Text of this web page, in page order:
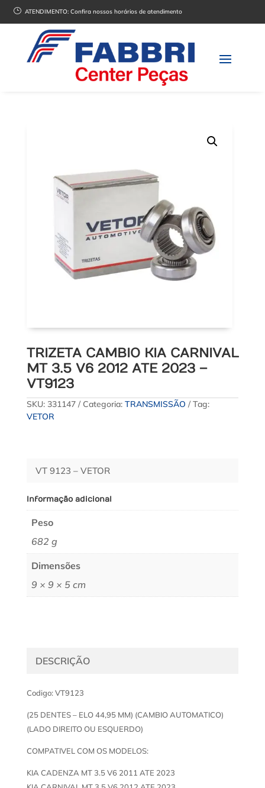
} ATENDIMENTO:Confira nossos horários de atendimento
TRIZETA CAMBIO KIA CARNIVAL
MT 3.5 V6 2012 ATE 2023 –
VT9123
SKU: 331147 Categoria: TRANSMISSÃO
Tag:
VETOR
VT 9123 – VETOR
Informação adicional
Peso
682 g
Dimensões
9 × 9 × 5 cm
DESCRIÇÃO
Codigo: VT9123
(25 DENTES – ELO 44,95 MM) (CAMBIO AUTOMATICO)
(LADO DIREITO OU ESQUERDO)
COMPATIVEL COM OS MODELOS:
KIA CADENZA MT 3.5 V6 2011 ATE 2023